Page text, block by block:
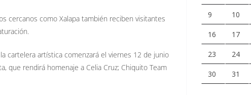
cercanos como Xalapa también reciben visitantes
cartelera artística comenzará el viernes 12 de junio
que rendirá homenaje a Celia Cruz; Chiquito Team
9 10
16 17
23 24
30 31